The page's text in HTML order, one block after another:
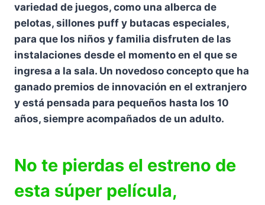
variedad de juegos, como una alberca de
pelotas, sillones puff y butacas especiales,
para que los niños y familia disfruten de las
instalaciones desde el momento en el que se
ingresa a la sala. Un novedoso concepto que ha
ganado premios de innovación en el extranjero
y está pensada para pequeños hasta los 10
años, siempre acompañados de un adulto.
No te pierdas el estreno de
esta súper película,